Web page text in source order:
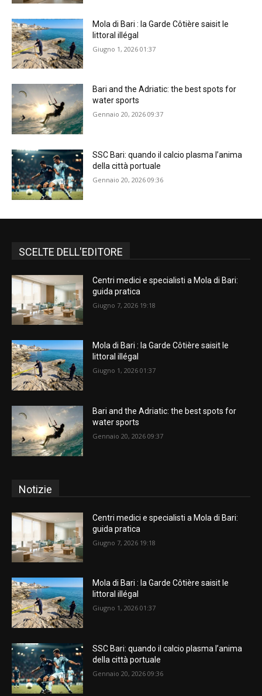
Mola di Bari : la Garde Côtière saisit le
littoral illégal
Giugno 1, 2026 01:37
Bari and the Adriatic: the best spots for
water sports
Gennaio 20, 2026 09:37
SSC Bari: quando il calcio plasma l’anima
della città portuale
Gennaio 20, 2026 09:36
SCELTE DELL'EDITORE
Centri medici e specialisti a Mola di Bari:
guida pratica
Giugno 7, 2026 19:18
Mola di Bari : la Garde Côtière saisit le
littoral illégal
Giugno 1, 2026 01:37
Bari and the Adriatic: the best spots for
water sports
Gennaio 20, 2026 09:37
Notizie
Centri medici e specialisti a Mola di Bari:
guida pratica
Giugno 7, 2026 19:18
Mola di Bari : la Garde Côtière saisit le
littoral illégal
Giugno 1, 2026 01:37
SSC Bari: quando il calcio plasma l’anima
della città portuale
Gennaio 20, 2026 09:36